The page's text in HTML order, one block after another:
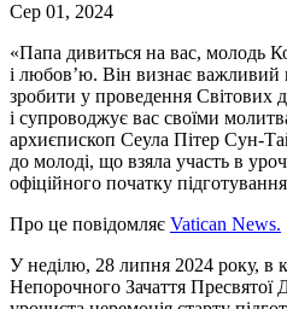
Сер 01, 2024
«Папа дивиться на вас, молодь
і любов’ю. Він визнає
зробити у проведення Світових
і супроводжує вас своїми
архиєпископ Сеула Пітер Сун-
до молоді, що взяла участь в
офіційного початку
Про це повідомляє Vatican News.
У неділю, 28 липня 2024 року, в
Непорочного Зачаття Пресвятої